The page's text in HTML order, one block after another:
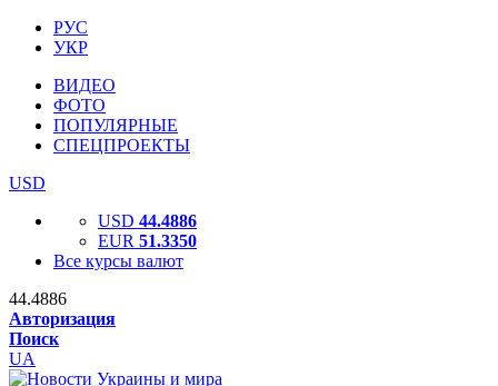
РУС
УКР
ВИДЕО
ФОТО
ПОПУЛЯРНЫЕ
СПЕЦПРОЕКТЫ
USD
USD 44.4886
EUR 51.3350
Все курсы валют
44.4886
Авторизация
Поиск
UA